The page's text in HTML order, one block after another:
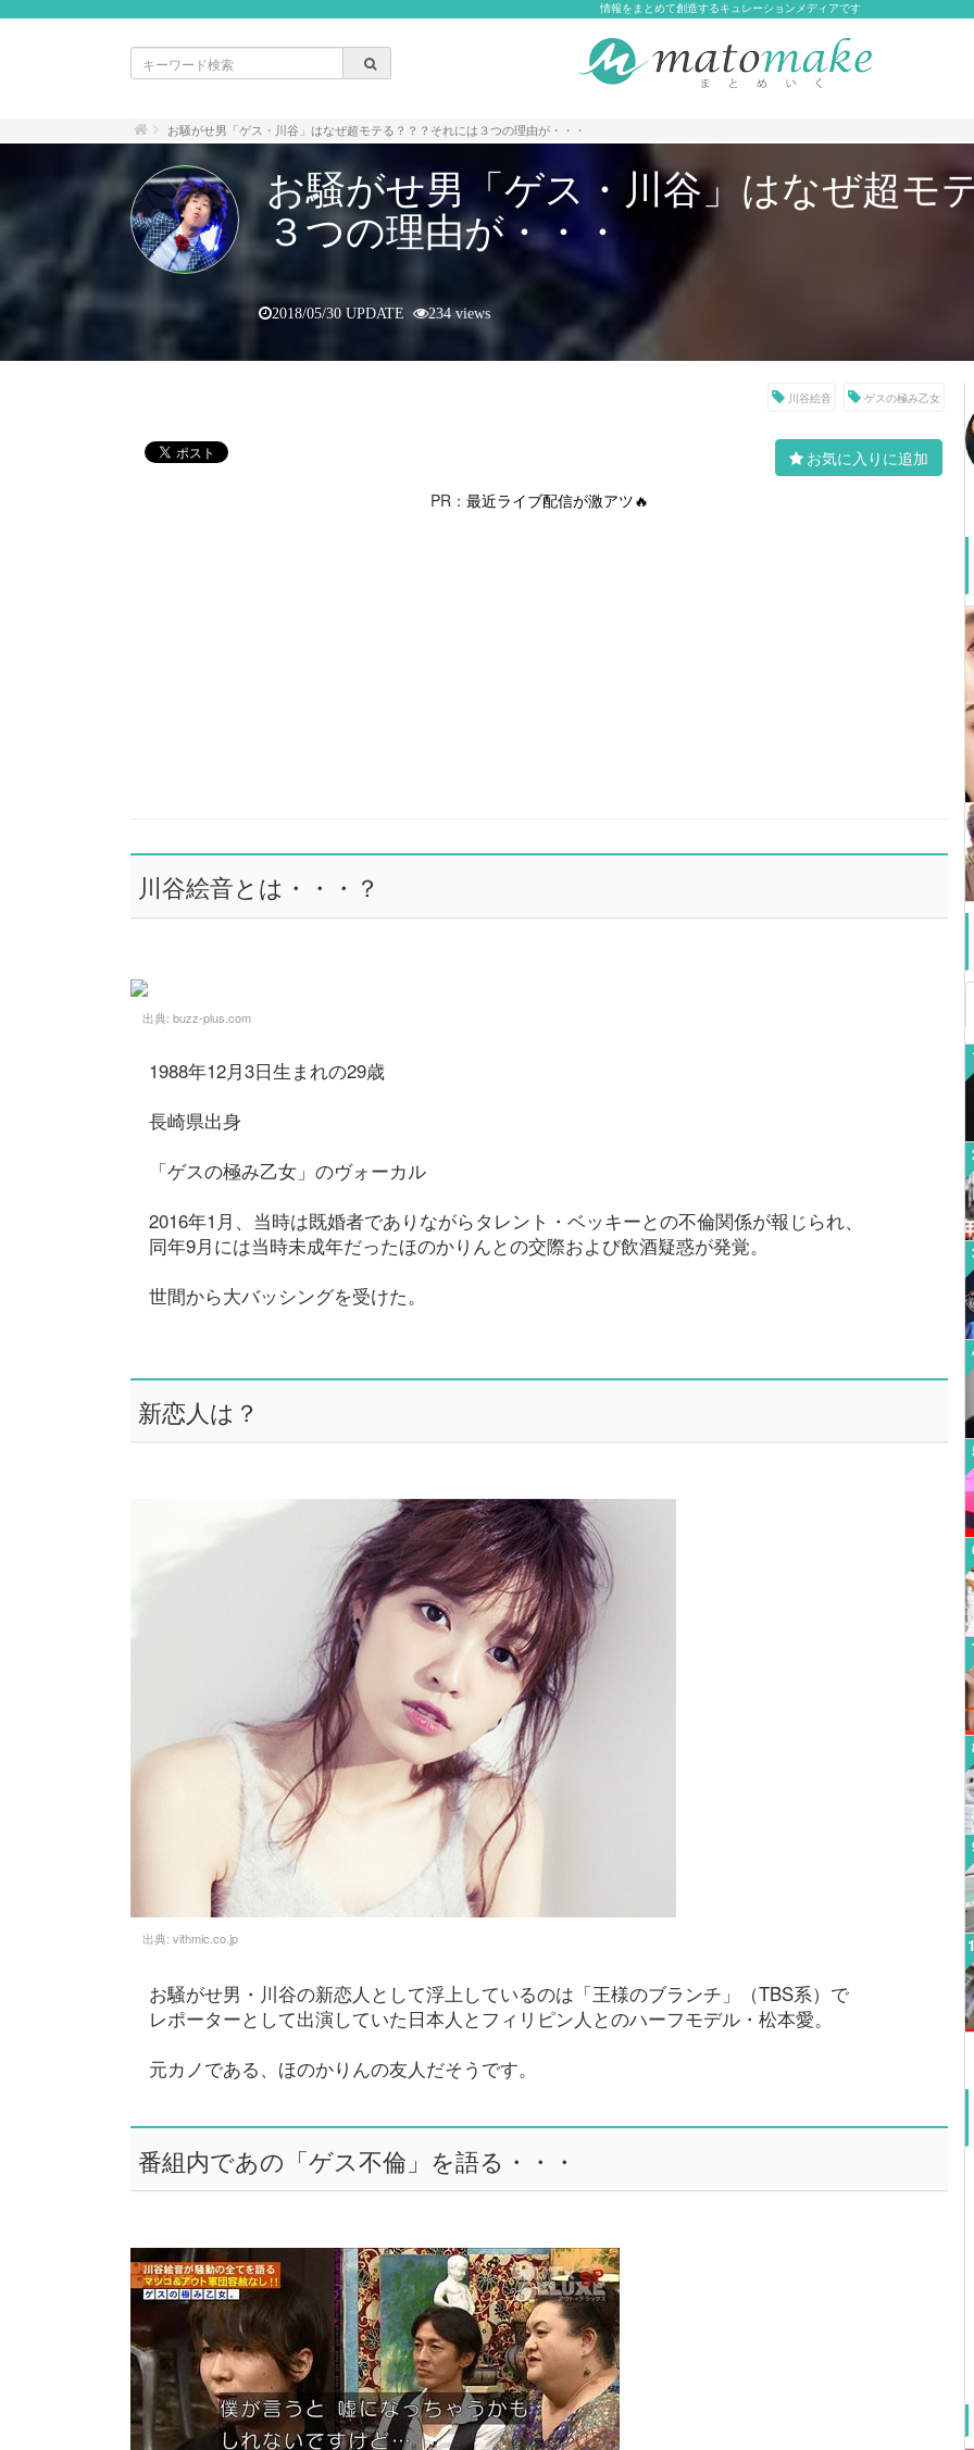
情報をまとめて創造するキュレーションメディアです
お騒がせ男「ゲス・川谷」はなぜ超モテる？？？それには３つの理由が・・・
お騒がせ男「ゲス・川谷」はなぜ超モ
３つの理由が・・・
2018/05/30 UPDATE 234 views
川谷絵音 ゲスの極み乙女
お気に入りに追加
PR： 最近ライブ配信が激アツ🔥
川谷絵音とは・・・？
出典: buzz-plus.com
1988年12月3日生まれの29歳
長崎県出身
「ゲスの極み乙女」のヴォーカル
2016年1月、当時は既婚者でありながらタレント・ベッキーとの不倫関係が報じられ、
同年9月には当時未成年だったほのかりんとの交際および飲酒疑惑が発覚。
世間から大バッシングを受けた。
新恋人は？
出典: vithmic.co.jp
お騒がせ男・川谷の新恋人として浮上しているのは「王様のブランチ」（TBS系）で
レポーターとして出演していた日本人とフィリピン人とのハーフモデル・松本愛。
元カノである、ほのかりんの友人だそうです。
番組内であの「ゲス不倫」を語る・・・